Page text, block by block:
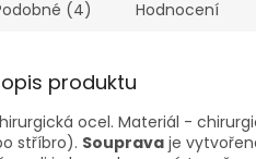
(4) Hodnocení
produktu
ocel. Materiál -
stříbro). Souprava je